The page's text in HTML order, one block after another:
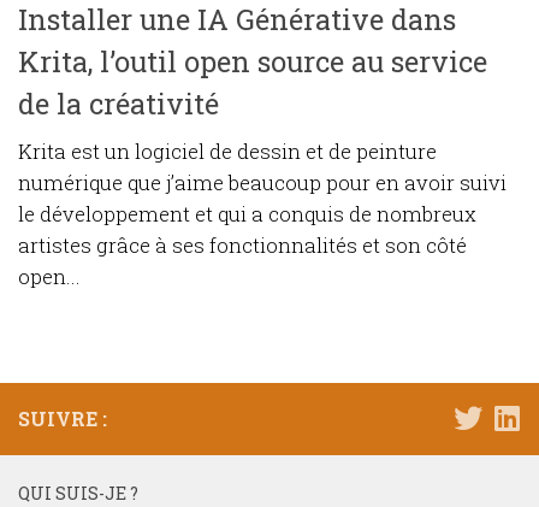
Installer une IA Générative dans
Krita, l’outil open source au service
de la créativité
Krita est un logiciel de dessin et de peinture
numérique que j’aime beaucoup pour en avoir suivi
le développement et qui a conquis de nombreux
artistes grâce à ses fonctionnalités et son côté
open...
SUIVRE :
QUI SUIS-JE ?